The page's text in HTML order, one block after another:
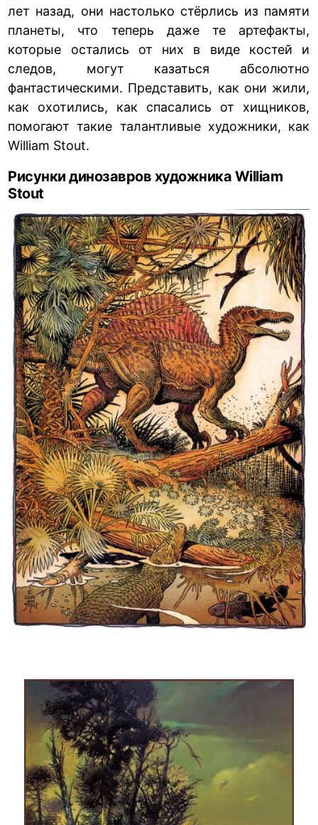
лет назад, они настолько стёрлись из памяти
планеты, что теперь даже те артефакты,
которые остались от них в виде костей и
следов, могут казаться абсолютно
фантастическими. Представить, как они жили,
как охотились, как спасались от хищников,
помогают такие талантливые художники, как
William Stout.
Рисунки динозавров художника William
Stout